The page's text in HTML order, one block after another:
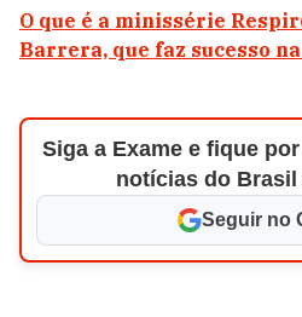
O que é a minissérie
Barrera, que faz sucesso
Siga a Exame e fique
notícias do Brasil
Seguir no